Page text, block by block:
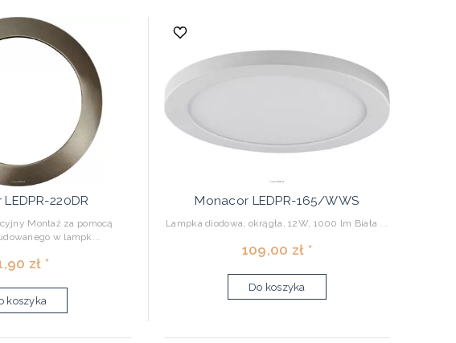
220DR
Montaż za pomocą
w lampk...
zł *
koszyka
Monacor LEDPR-165/WWS
Lampka diodowa, okrągła, 12W, 1000 lm Biała ...
109,00 zł *
Do koszyka